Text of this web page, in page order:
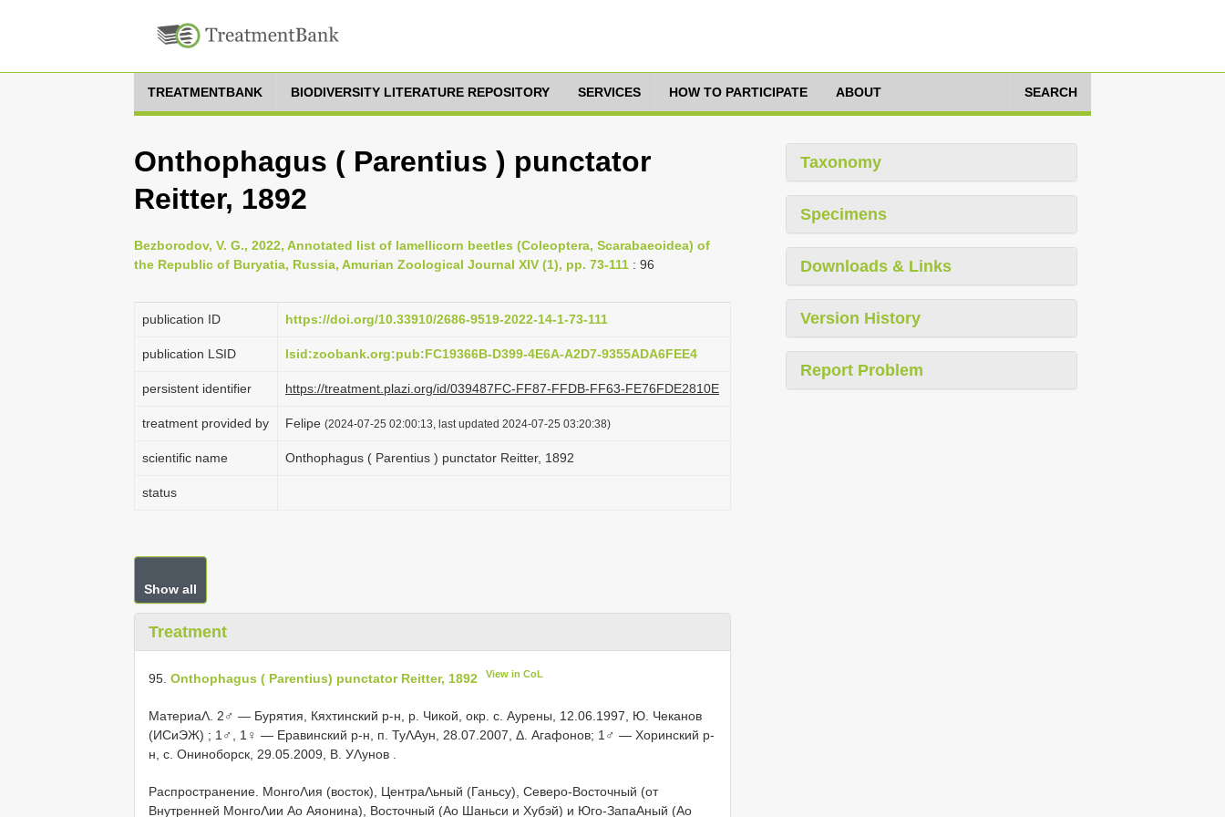
TREATMENTBANK BIODIVERSITY LITERATURE REPOSITORY SERVICES HOW TO PARTICIPATE ABOUT SEARCH
Onthophagus ( Parentius ) punctator
Reitter, 1892
Bezborodov, V. G., 2022, Annotated list of lamellicorn beetles (Coleoptera, Scarabaeoidea) of
the Republic of Buryatia, Russia, Amurian Zoological Journal XIV (1), pp. 73-111 : 96
publication ID https://doi.org/10.33910/2686-9519-2022-14-1-73-111
publication LSID lsid:zoobank.org:pub:FC19366B-D399-4E6A-A2D7-9355ADA6FEE4
persistent identifier https://treatment.plazi.org/id/039487FC-FF87-FFDB-FF63-FE76FDE2810E
treatment provided by Felipe (2024-07-25 02:00:13, last updated 2024-07-25 03:20:38)
scientific name Onthophagus ( Parentius ) punctator Reitter, 1892
status
Show all
Treatment
95. Onthophagus ( Parentius) punctator Reitter, 1892 View in CoL
МатериаΛ. 2♂ — Бурятия, Кяхтинский р-н, р. Чикой, окр. с. Αурены, 12.06.1997, Ю. Чеканов
(ИСиЭЖ) ; 1♂, 1♀ — Еравинский р-н, п. ТуΛΑун, 28.07.2007, Δ. Агафонов; 1♂ — Хоринский р-
н, с. Ониноборск, 29.05.2009, В. УΛунов
Распространение. МонгоΛия (восток), ЦентраΛьный (Ганьсу), Северо-Восточный (от
Внутренней МонгоΛии Αо Αяонина), Восточный (Αо Шаньси и Хубэй) и Юго-ЗапаΑный (Αо
Taxonomy
Specimens
Downloads & Links
Version History
Report Problem